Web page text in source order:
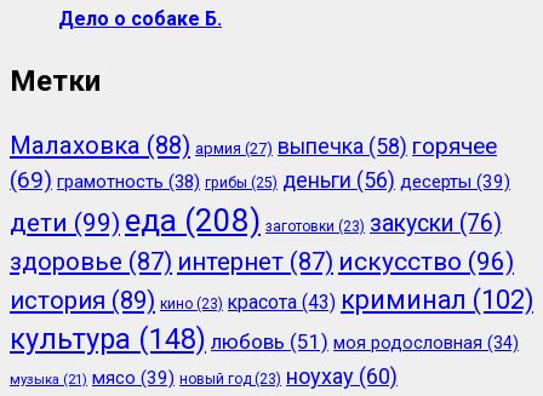
Дело о собаке Б.
Метки
Малаховка (88) армия (27) выпечка (58) горячее
(69) грамотность (38) грибы (25) деньги (56) десерты (39)
дети (99) еда (208) заготовки (23) закуски (76)
здоровье (87) интернет (87) искусство (96)
история (89) кино (23) красота (43) криминал (102)
культура (148) любовь (51) моя родословная (34)
музыка (21) мясо (39) новый год (23) ноухау (60)